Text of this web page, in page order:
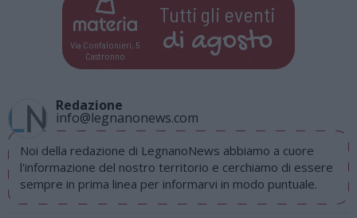
Via Confalonieri, 5
Castronno
Tutti gli eventi
di agosto
Redazione
info@legnanonews.com
Noi della redazione di LegnanoNews abbiamo a cuore
l'informazione del nostro territorio e cerchiamo di essere
sempre in prima linea per informarvi in modo puntuale.